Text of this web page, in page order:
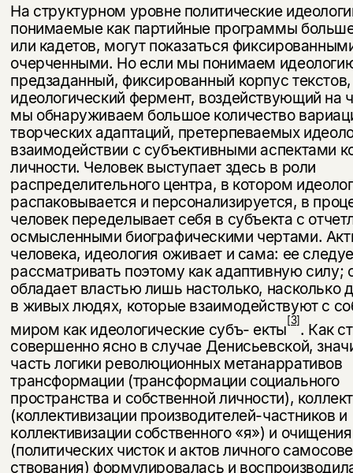
На структурном уровне политические
понимаемые как партий­ные программы
или кадетов, могут показаться
очерченными. Но если мы понимаем
предзаданный, фиксированный корпус текстов,
идеологический фермент, воздействую­щий на
мы обнаруживаем большое количество
творче­ских адаптаций, претерпеваемых
взаимодействии с субъек­тивными аспектами
личности. Человек выступает здесь в роли
распределительного центра, в котором
распаковывается и персо­нализируется, в
человек переделывает себя в субъекта с
осмысленными биографическими чертами.
человека, идеология оживает и сама: ее
рассматривать поэтому как адаптивную силу;
обладает властью лишь настолько, насколько
в живых лю­дях, которые взаимодействуют с
миром как идеологические субъ- екты[3]. Как
совершенно ясно в случае Денисьевской,
часть логики революционных метанарративов
трансформации (трансформа­ции социального
пространства и собственной личности),
(коллективизации производителей-частников и
коллективизации собственного «я») и очищения
(политических чисток и актов личного
ствования) формулировалась и